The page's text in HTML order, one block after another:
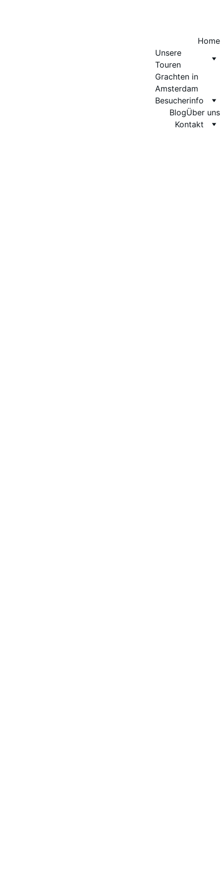
Home
Unsere
Touren
Grachten in
Amsterdam
Besucherinfo
BlogÜber uns
Kontakt